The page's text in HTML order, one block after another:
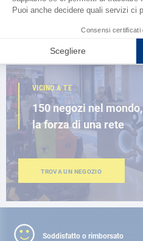
SFOGLIA IL CATALOGO
VICINO A TE
150 negozi nel mondo,
la forza di una rete
TROVA UN NEGOZIO
Soddisfatto o rimborsato